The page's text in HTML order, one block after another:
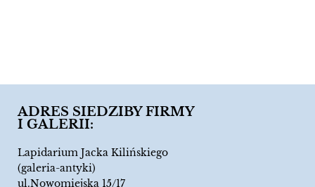
ADRES SIEDZIBY FIRMY
I GALERII:
Lapidarium Jacka Kilińskiego
(galeria-antyki)
ul.Nowomiejska 15/17